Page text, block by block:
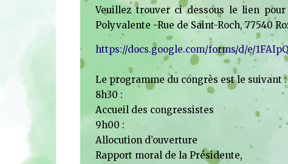
Veuillez trouver ci dessous le lien
Polyvalente -Rue de Saint-Roch, 77540
https://docs.google.com/forms/d/e/
Le programme du congrès est le suivant :
8h30 :
Accueil des congressistes
9h00 :
Allocution d’ouverture
Rapport moral de la Présidente,